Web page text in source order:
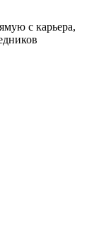
с карьера,